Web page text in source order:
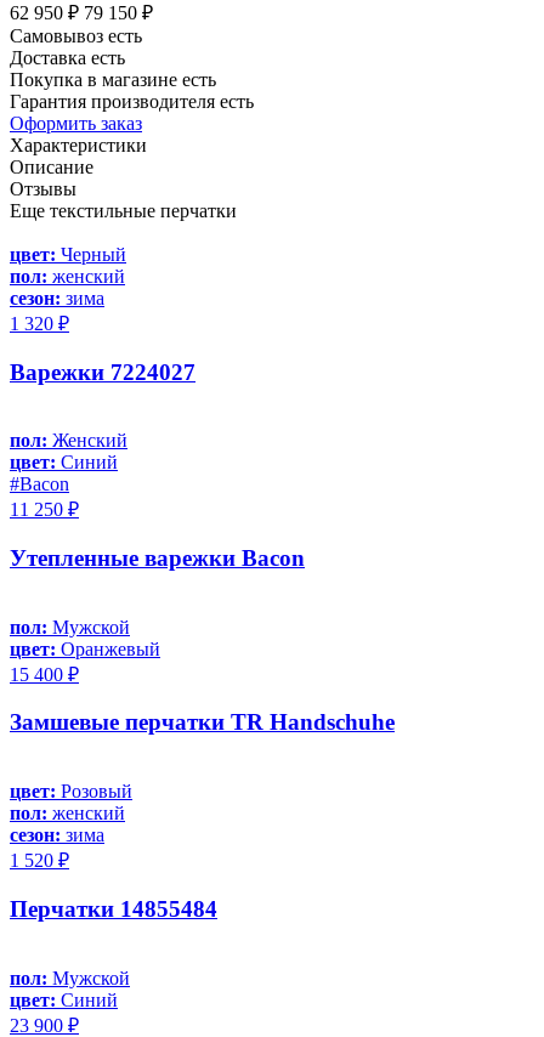
62 950 ₽ 79 150 ₽
Самовывоз есть
Доставка есть
Покупка в магазине есть
Гарантия производителя есть
Оформить заказ
Характеристики
Описание
Отзывы
Еще текстильные перчатки
цвет: Черный
пол: женский
сезон: зима
1 320 ₽
Варежки 7224027
пол: Женский
цвет: Синий
#Bacon
11 250 ₽
Утепленные варежки Bacon
пол: Мужской
цвет: Оранжевый
15 400 ₽
Замшевые перчатки TR Handschuhe
цвет: Розовый
пол: женский
сезон: зима
1 520 ₽
Перчатки 14855484
пол: Мужской
цвет: Синий
23 900 ₽